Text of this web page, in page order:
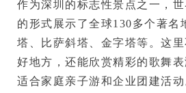
作为深圳的标志性景点之一，
的形式展示了全球130多个著名
塔、比萨斜塔、金字塔等。这
好地方，还能欣赏精彩的歌舞
适合家庭亲子游和企业团建活动